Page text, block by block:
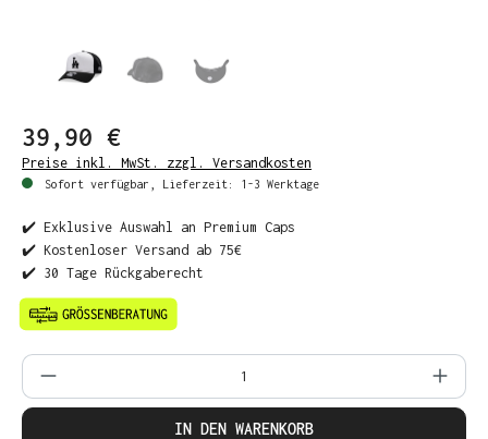
39,90 €
Preise inkl. MwSt. zzgl. Versandkosten
Sofort verfügbar, Lieferzeit: 1-3 Werktage
✔️ Exklusive Auswahl an Premium Caps
✔️ Kostenloser Versand ab 75€
✔️ 30 Tage Rückgaberecht
Produkt Anzahl: Gib den gewünschten
IN DEN WARENKORB